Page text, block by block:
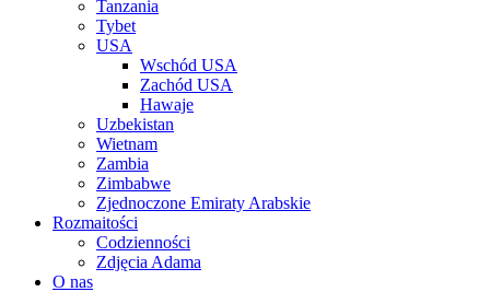
Tanzania
Tybet
USA
Wschód USA
Zachód USA
Hawaje
Uzbekistan
Wietnam
Zambia
Zimbabwe
Zjednoczone Emiraty Arabskie
Rozmaitości
Codzienności
Zdjęcia Adama
O nas